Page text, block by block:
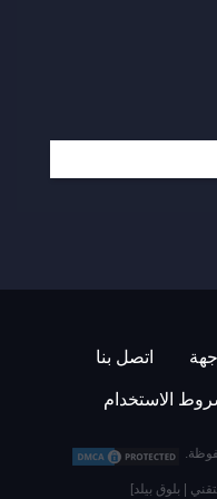
اتصل بنا
الاستخدام
بلوق بيلد]